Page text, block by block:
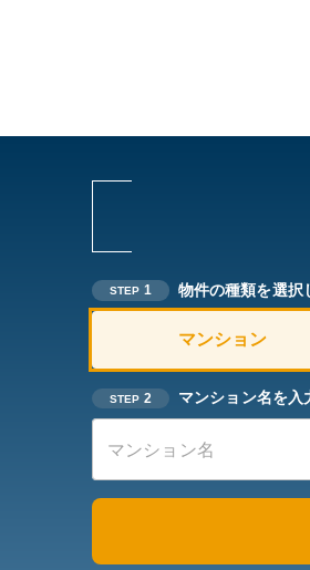
STEP 1 物件の種類を選択
マンション
STEP 2 マンション名を入